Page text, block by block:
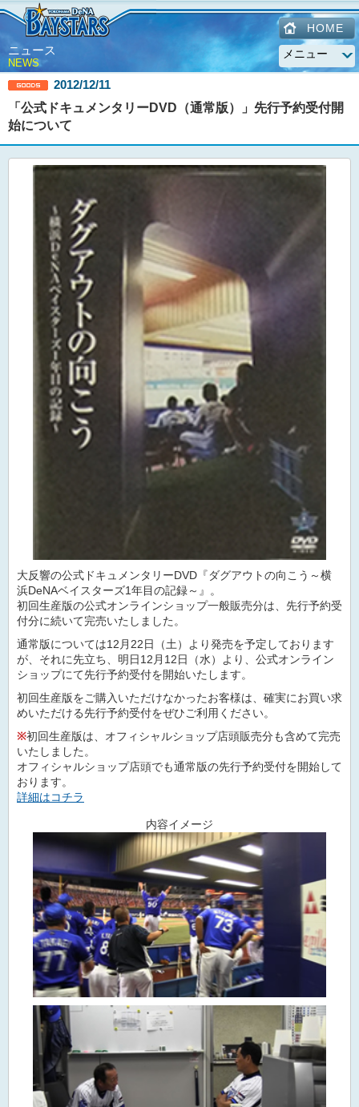
HOME
ニュース
NEWS
2012/12/11
「公式ドキュメンタリーDVD（通常版）」先行予約受付開
始について
大反響の公式ドキュメンタリーDVD『ダグアウトの向こう～横
浜DeNAベイスターズ1年目の記録～』。
初回生産版の公式オンラインショップ一般販売分は、先行予約受
付分に続いて完売いたしました。
通常版については12月22日（土）より発売を予定しております
が、それに先立ち、明日12月12日（水）より、公式オンライン
ショップにて先行予約受付を開始いたします。
初回生産版をご購入いただけなかったお客様は、確実にお買い求
めいただける先行予約受付をぜひご利用ください。
※初回生産版は、オフィシャルショップ店頭販売分も含めて完売
いたしました。
オフィシャルショップ店頭でも通常版の先行予約受付を開始して
おります。
詳細はコチラ
内容イメージ